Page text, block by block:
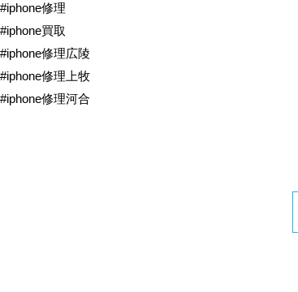
#iphone修理
#iphone買取
#iphone修理広陵
#iphone修理上牧
#iphone修理河合